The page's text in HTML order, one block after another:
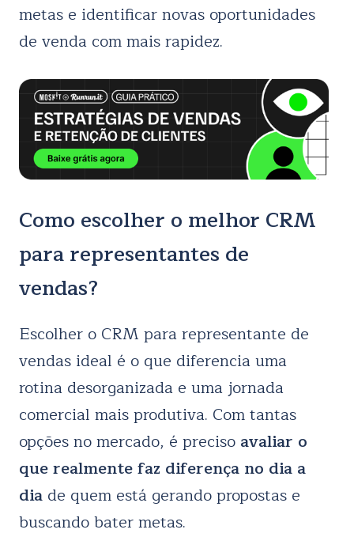
metas e identificar novas oportunidades
de venda com mais rapidez.
Como escolher o melhor CRM
para representantes de
vendas?
Escolher o CRM para representante de
vendas ideal é o que diferencia uma
rotina desorganizada e uma jornada
comercial mais produtiva. Com tantas
opções no mercado, é preciso avaliar o
que realmente faz diferença no dia a
dia de quem está gerando propostas e
buscando bater metas.